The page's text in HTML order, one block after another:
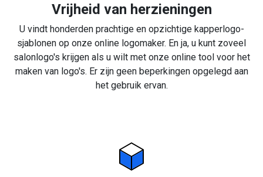
Vrijheid van herzieningen
U vindt honderden prachtige en opzichtige kapperlogo-
sjablonen op onze online logomaker. En ja, u kunt zoveel
salonlogo's krijgen als u wilt met onze online tool voor het
maken van logo's. Er zijn geen beperkingen opgelegd aan
het gebruik ervan.